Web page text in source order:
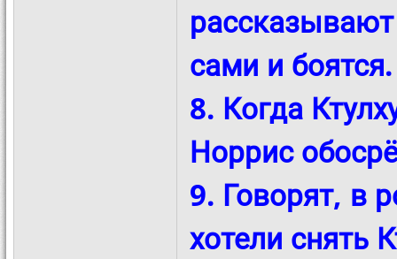
сами и боятся.
8. Когда
Норрис
9. Говорят, в
хотели снять